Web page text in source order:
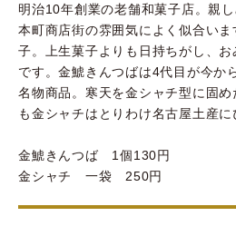
明治10年創業の老舗和菓子店。親
本町商店街の雰囲気によく似合い
子。上生菓子よりも日持ちがし、
です。金鯱きんつばは4代目が今か
名物商品。寒天を金シャチ型に固
も金シャチはとりわけ名古屋土産に
金鯱きんつば 1個130円
金シャチ 一袋 250円